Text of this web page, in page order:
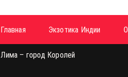
Главная Экзотика Индии
Лима – город Королей